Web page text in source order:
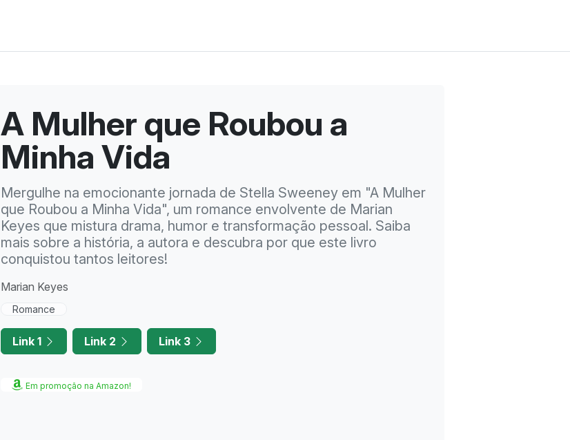
A Mulher que Roubou a
Minha Vida
Mergulhe na emocionante jornada de Stella Sweeney em "A Mulher
que Roubou a Minha Vida", um romance envolvente de Marian
Keyes que mistura drama, humor e transformação pessoal. Saiba
mais sobre a história, a autora e descubra por que este livro
conquistou tantos leitores!
Marian Keyes
Romance
Link 1 Link 2 Link 3
Em promoção na Amazon!